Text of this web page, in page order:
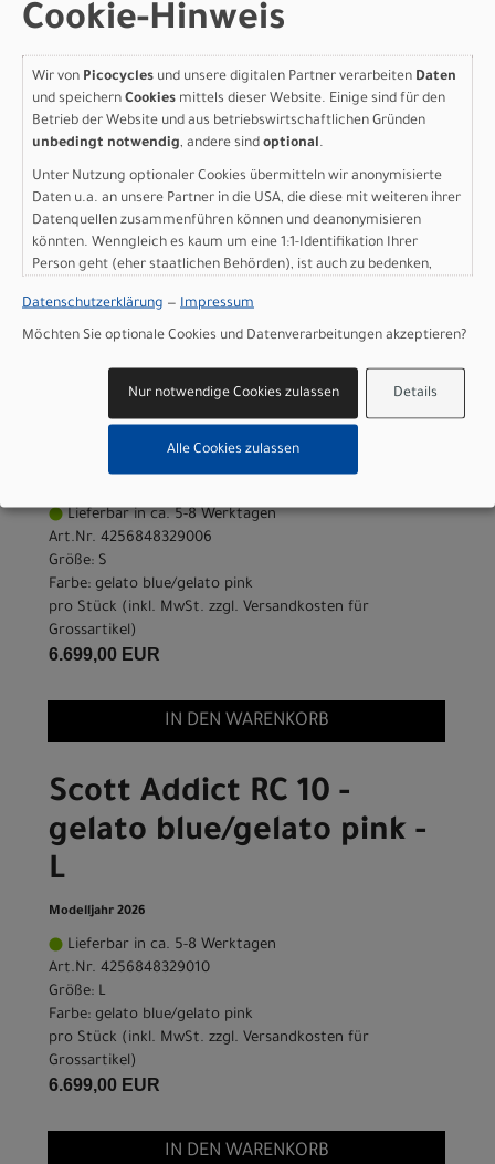
XS
Lieferbar in ca. 5-8 Werktagen
Art.Nr. 4256848329004
Farbe: gelato blue/gelato pink
pro Stück (inkl. MwSt. zzgl.Versandkosten für
Grossartikel)
6.699,00 EUR
Scott Addict RC 10 -
gelato blue/gelato pink -
Lieferbar in ca. 5-8 Werktagen
Art.Nr. 4256848329006
Größe: S
Farbe: gelato blue/gelato pink
pro Stück (inkl. MwSt. zzgl. Versandkosten für
Grossartikel)
6.699,00 EUR
IN DEN WARENKORB
Scott Addict RC 10 -
gelato blue/gelato pink -
L
Modelljahr 2026
Lieferbar in ca. 5-8 Werktagen
Art.Nr. 4256848329010
Größe: L
Farbe: gelato blue/gelato pink
pro Stück (inkl. MwSt. zzgl. Versandkosten für
Grossartikel)
6.699,00 EUR
IN DEN WARENKORB
Cookie-Hinweis
Wir von Picocycles und unsere digitalen Partner verarbeiten Daten
und speichern Cookies mittels dieser Website. Einige sind für den
Betrieb der Website und aus betriebswirtschaftlichen Gründen
unbedingt notwendig, andere sind optional.
Unter Nutzung optionaler Cookies übermitteln wir anonymisierte
Daten u.a. an unsere Partner in die USA, die diese mit weiteren ihrer
Datenquellen zusammenführen können und deanonymisieren
könnten. Wenngleich es kaum um eine 1:1-Identifikation Ihrer
Person geht (eher staatlichen Behörden), ist auch zu bedenken,
sind wie bei uns in der Europäischen Union.
Datenschutzerklärung — Impressum
Möchten Sie optionale Cookies und Datenverarbeitungen akzeptieren?
Details
Nur notwendige Cookies zulassen
Alle Cookies zulassen